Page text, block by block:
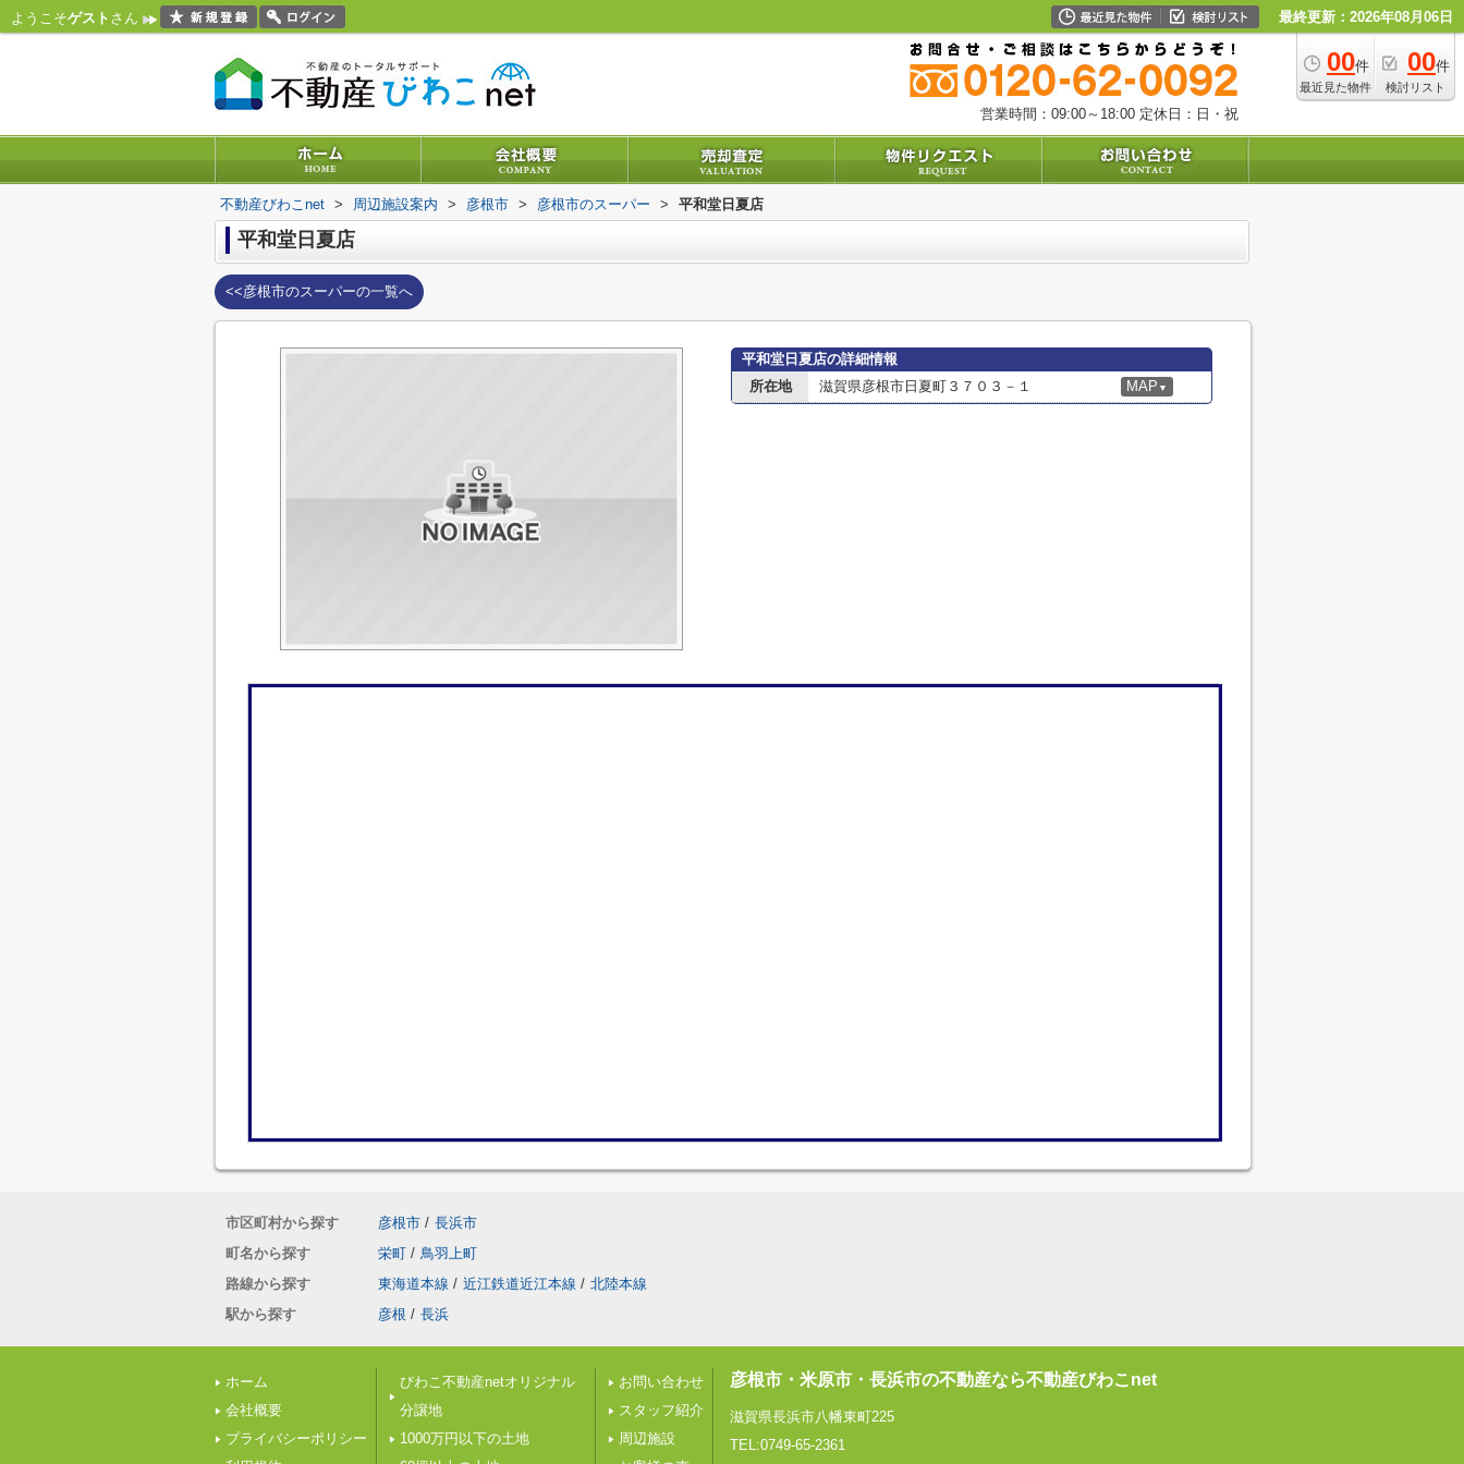
ようこそゲスト さん 最終更新：2026年08月06日
00件
最近見た物件
00件
検討リスト
営業時間：09:00～18:00 定休日：日・祝
不動産びわこnet > 周辺施設案内 > 彦根市 > 彦根市のスーパー > 平和堂日夏店
平和堂日夏店
<<彦根市のスーパーの一覧へ
平和堂日夏店の詳細情報
所在地
滋賀県彦根市日夏町３７０３－１ MAP ▼
市区町村から探す 彦根市 / 長浜市
町名から探す
栄町 / 鳥羽上町
路線から探す
東海道本線 / 近江鉄道近江本線 / 北陸本線
駅から探す
彦根 / 長浜
ホーム
会社概要
プライバシーポリシー
びわこ不動産netオリジナル
分譲地
1000万円以下の土地
お問い合わせ
スタッフ紹介
周辺施設
彦根市・米原市・長浜市の不動産なら不動産びわこnet
滋賀県長浜市八幡東町225
TEL:0749-65-2361